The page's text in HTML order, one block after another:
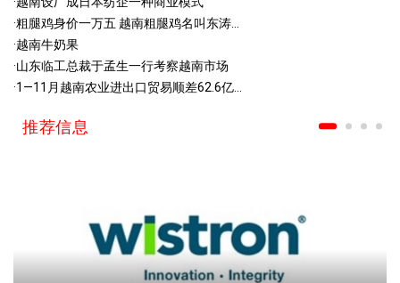
·粗腿鸡身价一万五 越南粗腿鸡名叫东涛...
·越南牛奶果
·山东临工总裁于孟生一行考察越南市场
·1—11月越南农业进出口贸易顺差62.6亿...
推荐信息